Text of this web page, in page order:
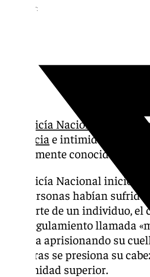
Compartir:
Policía Nacional de
violencia e intimidación,
vulgarmente conocida como
La Policía Nacional inició
dos personas habían
por parte de un individuo, el
estrangulamiento llamada
víctima aprisionando su
mientras se presiona su
extremidad superior.